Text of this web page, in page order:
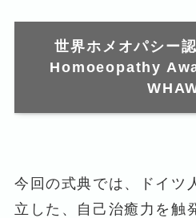
世界ホメオパシー
Homoeopathy
今回の式典では、ドイツ
立した、自己治癒力を触